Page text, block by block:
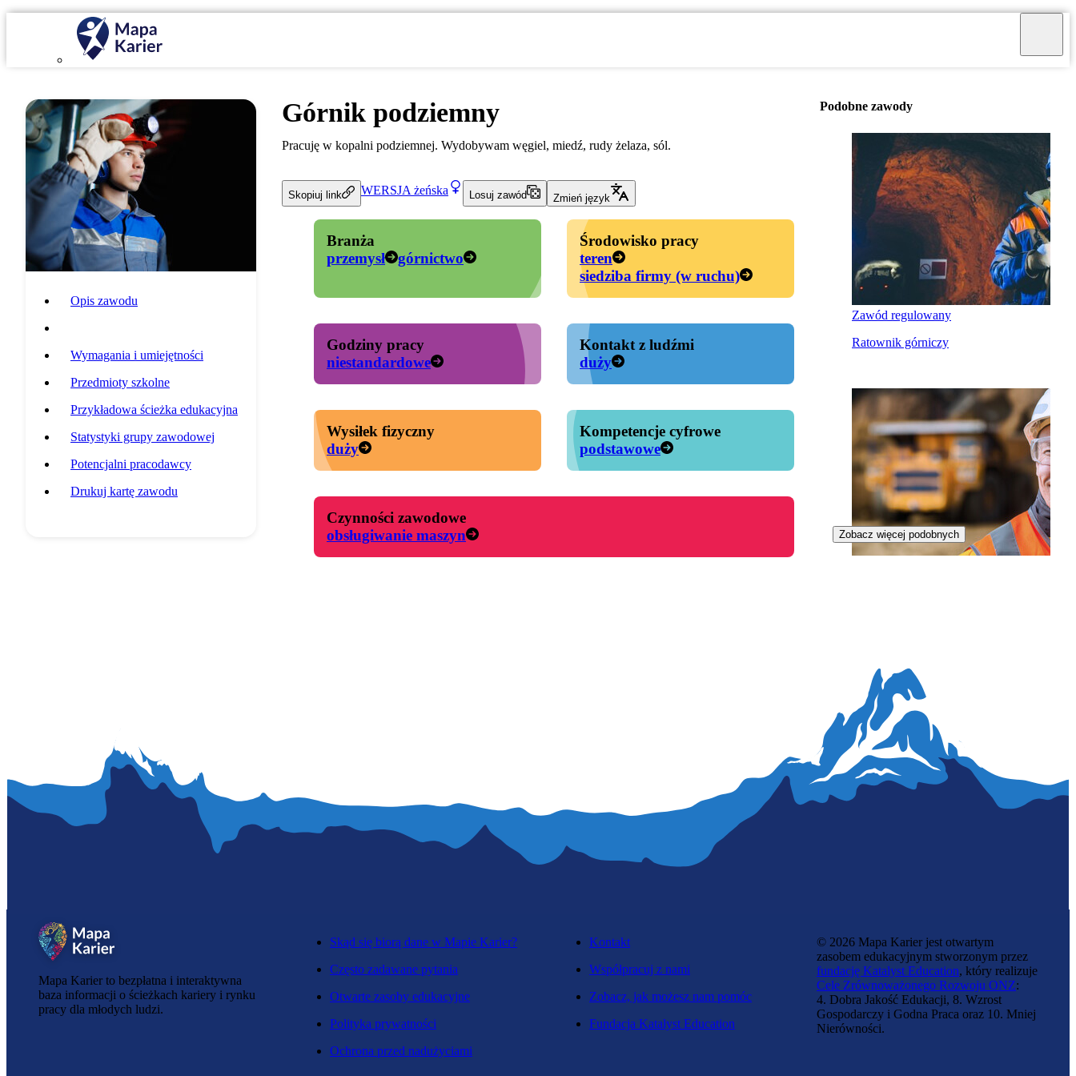
Opis zawodu
Wymagania i umiejętności
Przedmioty szkolne
Przykładowa ścieżka edukacyjna
Statystyki grupy zawodowej
Potencjalni pracodawcy
Drukuj kartę zawodu
Górnik podziemny
Pracuję w kopalni podziemnej. Wydobywam węgiel, miedź, rudy żelaza, sól.
Skopiuj link WERSJA żeńska Losuj zawód Zmień język
Branża
przemysł
górnictwo
Środowisko pracy
teren
siedziba firmy (w ruchu)
Godziny pracy
niestandardowe
Kontakt z ludźmi
duży
Wysiłek fizyczny
duży
Kompetencje cyfrowe
podstawowe
Czynności zawodowe
obsługiwanie maszyn
Podobne zawody
Zawód regulowany
Ratownik górniczy
Zobacz więcej podobnych
Mapa Karier to bezpłatna i interaktywna
baza informacji o ścieżkach kariery i rynku
pracy dla młodych ludzi.
Skąd się biorą dane w Mapie Karier?
Często zadawane pytania
Otwarte zasoby edukacyjne
Polityka prywatności
Ochrona przed nadużyciami
Kontakt
Współpracuj z nami
Zobacz, jak możesz nam pomóc
Fundacja Katalyst Education
© 2026 Mapa Karier jest otwartym
zasobem edukacyjnym stworzonym przez
fundację Katalyst Education, który realizuje
Cele Zrównoważonego Rozwoju ONZ:
4. Dobra Jakość Edukacji, 8. Wzrost
Gospodarczy i Godna Praca oraz 10. Mniej
Nierówności.